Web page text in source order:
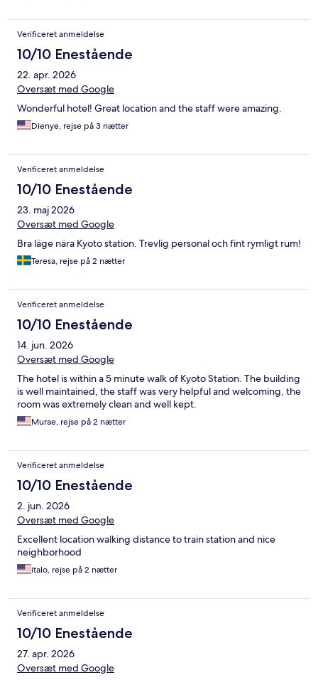
Verificeret anmeldelse
10/10 Enestående
22. apr. 2026
Oversæt med Google
Wonderful hotel! Great location and the staff were amazing.
Dienye, rejse på 3 nætter
Verificeret anmeldelse
10/10 Enestående
23. maj 2026
Oversæt med Google
Bra läge nära Kyoto station. Trevlig personal och fint rymligt rum!
Teresa, rejse på 2 nætter
Verificeret anmeldelse
10/10 Enestående
14. jun. 2026
Oversæt med Google
The hotel is within a 5 minute walk of Kyoto Station. The building
is well maintained, the staff was very helpful and welcoming, the
room was extremely clean and well kept.
Murae, rejse på 2 nætter
Verificeret anmeldelse
10/10 Enestående
2. jun. 2026
Oversæt med Google
Excellent location walking distance to train station and nice
neighborhood
italo, rejse på 2 nætter
Verificeret anmeldelse
10/10 Enestående
27. apr. 2026
Oversæt med Google